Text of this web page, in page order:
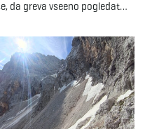
v
da greva vseeno pogledat…